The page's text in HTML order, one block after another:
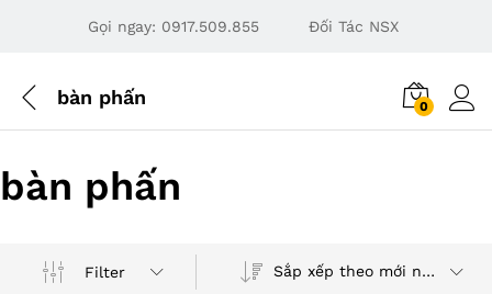
Gọi ngay: 0917.509.855 Đối Tác NSX
bàn phấn 0
bàn phấn
Filter Sắp xếp theo mới nhất